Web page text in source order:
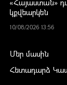
կքվեարկեն
10/08/2026 13:56
Մեր մասին
Հետադարձ